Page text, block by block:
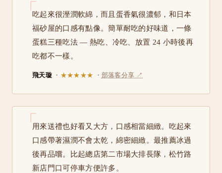
吃起來很溼潤軟綿，而且蛋香氣很濃郁，和日本
福砂屋的口感有點像。簡單耐吃的好味道，一條
蛋糕三種吃法 — 熱吃、冷吃、放置 24 小時後再
吃都不一樣。
飛天璇・ ★★★★★ ・ 部落客分享 ↗
用來送禮也好看又大方，口感相當細緻。吃起來
口感帶著濕潤不會太乾，綿密細緻。最推薦冰過
後再品嚐。比起總店第二市場大排長隊，松竹路
新店門口可停車方便許多。